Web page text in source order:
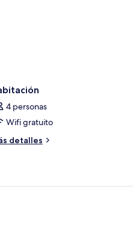
4 personas
Wifi gratuito
detalles